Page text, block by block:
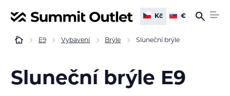
Kč €
E9 Vybavení Brýle Sluneční brýle
Sluneční brýle E9